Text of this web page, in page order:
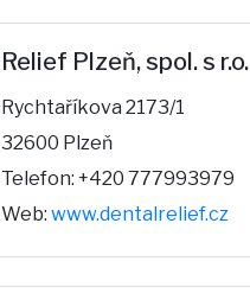
Relief Plzeň, spol. s r.o.
Rychtaříkova 2173/1
32600 Plzeň
Telefon: +420 777993979
Web: www.dentalrelief.cz